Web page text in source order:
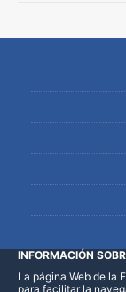
LinkedIn
INFORMACIÓN
La página Web de la
para facilitar la